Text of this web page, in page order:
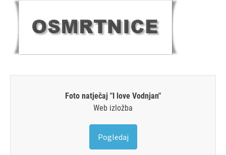
Foto natječaj "I love Vodnjan"
Web izložba
Pogledaj